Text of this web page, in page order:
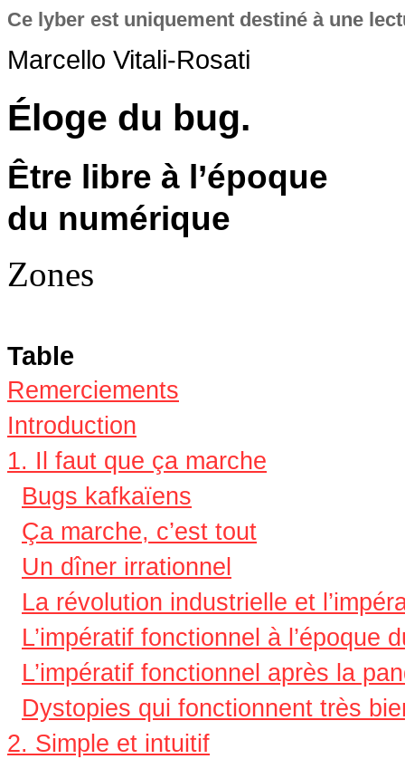
Ce lyber est uniquement destiné à une
Marcello Vitali-Rosati
Éloge du bug.
Être libre à l’époque
du numérique
Zones
Table
Remerciements
Introduction
1. Il faut que ça marche
Bugs kafkaïens
Ça marche, c’est tout
Un dîner irrationnel
La révolution industrielle et
L’impératif fonctionnel à l’époque
L’impératif fonctionnel après la
Dystopies qui fonctionnent très
2. Simple et intuitif